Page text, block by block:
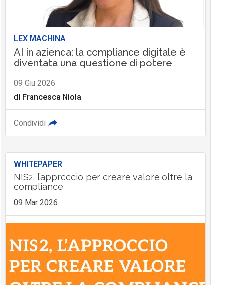
LEX MACHINA
AI in azienda: la compliance digitale è
diventata una questione di potere
09 Giu 2026
di Francesca Niola
Condividi
WHITEPAPER
NIS2, l’approccio per creare valore oltre la
compliance
09 Mar 2026